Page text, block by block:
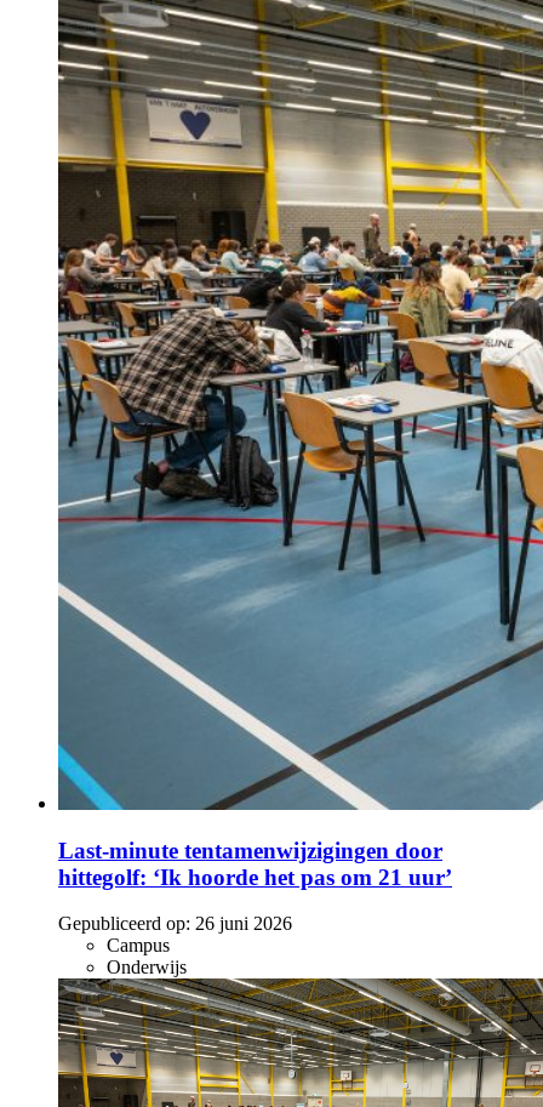
Last-minute tentamenwijzigingen door
hittegolf: ‘Ik hoorde het pas om 21 uur’
Gepubliceerd op: 26 juni 2026
Campus
Onderwijs